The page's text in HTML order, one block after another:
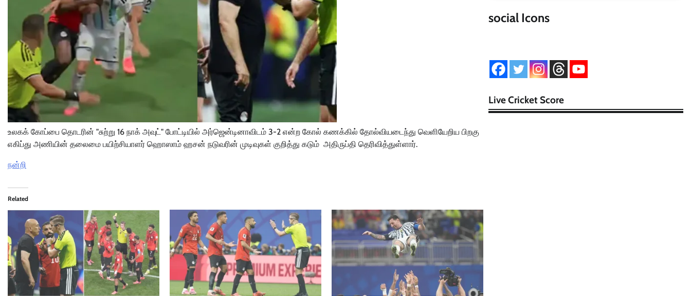
உலகக் கோப்பை தொடரின் "சுற்று 16 நாக் அவுட்" போட்டியில் அர்ஜென்டினாவிடம் 3-2 என்ற கோல் கணக்கில் தோல்வியடைந்து வெளியேறிய பிறகு
எகிப்து அணியின் தலைமை பயிற்சியாளர் ஹொஸாம் ஹசன் நடுவரின் முடிவுகள் குறித்து கடும் அதிருப்தி தெரிவித்துள்ளார்.
நன்றி
Related
social Icons
Live Cricket Score